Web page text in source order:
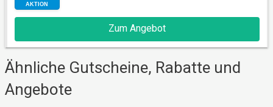
Zum Angebot
Ähnliche Gutscheine, Rabatte und
Angebote